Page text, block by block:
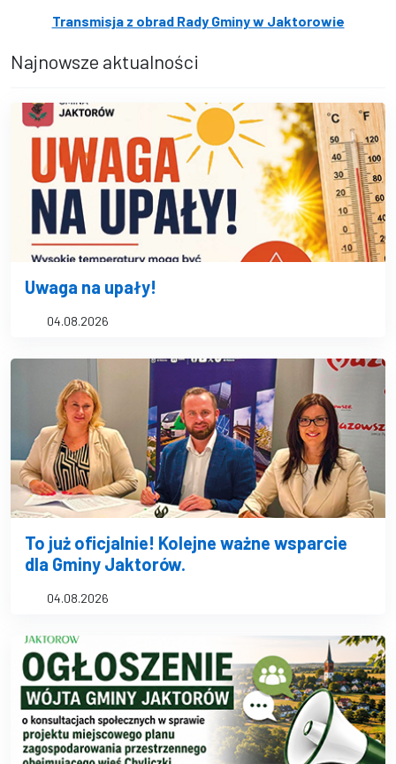
Transmisja z obrad Rady Gminy w Jaktorowie
Najnowsze aktualności
Uwaga na upały!
04.08.2026
To już oficjalnie! Kolejne ważne wsparcie
dla Gminy Jaktorów.
04.08.2026